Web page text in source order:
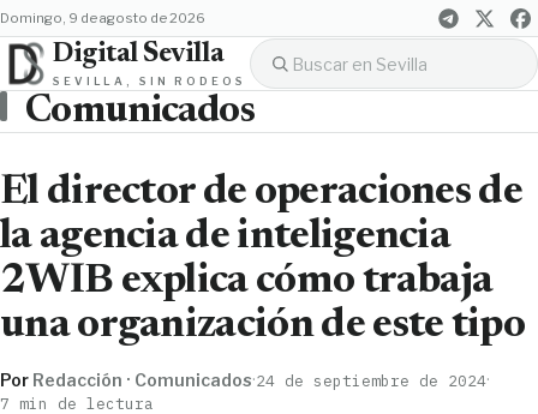
domingo, 9 de agosto de 2026
Digital Sevilla
SEVILLA, SIN RODEOS
Comunicados
El director de operaciones de
la agencia de inteligencia
2WIB explica cómo trabaja
una organización de este tipo
Por Redacción · Comunicados·24 de septiembre de 2024·
7 min de lectura